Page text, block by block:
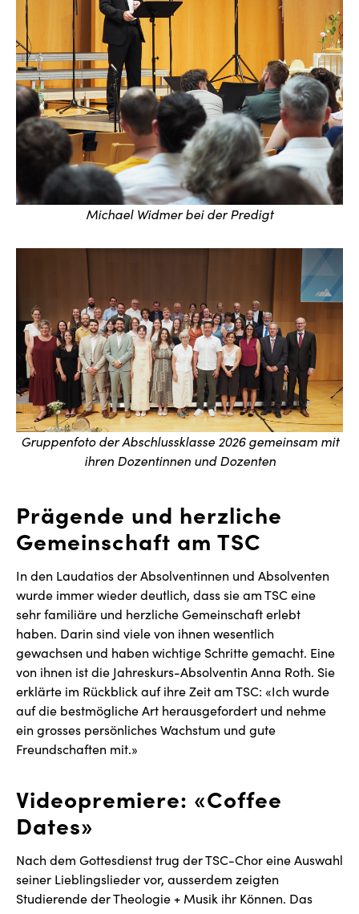
Michael Widmer bei der Predigt
Gruppenfoto der Abschlussklasse 2026 gemeinsam mit
ihren Dozentinnen und Dozenten
Prägende und herzliche
Gemeinschaft am TSC
In den Laudatios der Absolventinnen und Absolventen
wurde immer wieder deutlich, dass sie am TSC eine
sehr familiäre und herzliche Gemeinschaft erlebt
haben. Darin sind viele von ihnen wesentlich
gewachsen und haben wichtige Schritte gemacht. Eine
von ihnen ist die Jahreskurs-Absolventin Anna Roth. Sie
erklärte im Rückblick auf ihre Zeit am TSC: «Ich wurde
auf die bestmögliche Art herausgefordert und nehme
ein grosses persönliches Wachstum und gute
Freundschaften mit.»
Videopremiere: «Coffee
Dates»
Nach dem Gottesdienst trug der TSC-Chor eine Auswahl
seiner Lieblingslieder vor, ausserdem zeigten
Studierende der Theologie + Musik ihr Können. Das